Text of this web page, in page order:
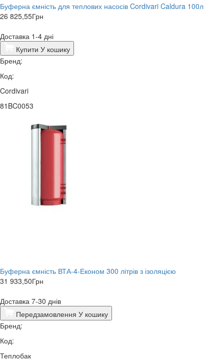
Буферна ємність для теплових насосів Cordivari Caldura 100л
26 825,55Грн
Доставка 1-4 дні
Купити У кошику
Бренд:
Код:
Cordivari
81BC0053
Буферна ємність ВТА-4-Економ 300 літрів з ізоляцією
31 933,50Грн
Доставка 7-30 днів
Передзамовлення У кошику
Бренд:
Код:
Теплобак